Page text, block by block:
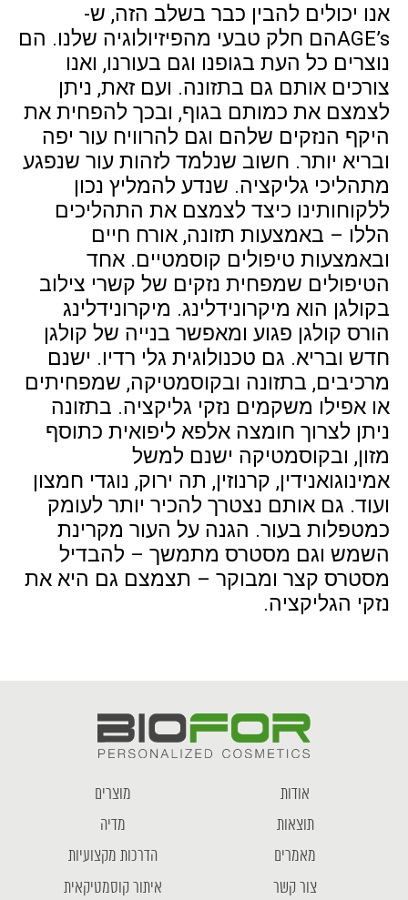
אנו יכולים להבין כבר בשלב הזה, ש-
AGE’sהם חלק טבעי מהפיזיולוגיה שלנו. הם
נוצרים כל העת בגופנו וגם בעורנו, ואנו
צורכים אותם גם בתזונה. ועם זאת, ניתן
לצמצם את כמותם בגוף, ובכך להפחית את
היקף הנזקים שלהם וגם להרוויח עור יפה
ובריא יותר. חשוב שנלמד לזהות עור שנפגע
מתהליכי גליקציה. שנדע להמליץ נכון
ללקוחותינו כיצד לצמצם את התהליכים
הללו – באמצעות תזונה, אורח חיים
ובאמצעות טיפולים קוסמטיים. אחד
הטיפולים שמפחית נזקים של קשרי צילוב
בקולגן הוא מיקרונידלינג. מיקרונידלינג
הורס קולגן פגוע ומאפשר בנייה של קולגן
חדש ובריא. גם טכנולוגית גלי רדיו. ישנם
מרכיבים, בתזונה ובקוסמטיקה, שמפחיתים
או אפילו משקמים נזקי גליקציה. בתזונה
ניתן לצרוך חומצה אלפא ליפואית כתוסף
מזון, ובקוסמטיקה ישנם למשל
אמינוגואנידין, קרנוזין, תה ירוק, נוגדי חמצון
ועוד. גם אותם נצטרך להכיר יותר לעומק
כמטפלות בעור. הגנה על העור מקרינת
השמש וגם מסטרס מתמשך – להבדיל
מסטרס קצר ומבוקר – תצמצם גם היא את
נזקי הגליקציה.
אודות
מוצרים
תוצאות
מדיה
מאמרים
הדרכות מקצועיות
צור קשר
איתור קוסמטיקאית